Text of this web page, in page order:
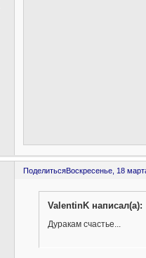
ПоделитьсяВоскресенье, 18
ValentinK написал(а):
Дуракам счастье...